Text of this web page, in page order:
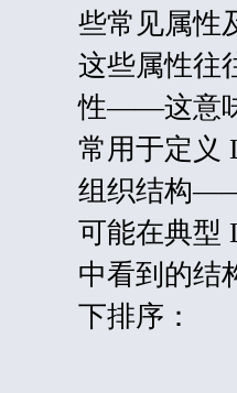
些常见属性
这些属性往
性——这意
常用于定义
组织结构
可能在典型
中看到的结
下排序：